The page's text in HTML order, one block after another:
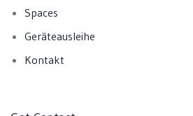
Spaces
Geräteausleihe
Kontakt